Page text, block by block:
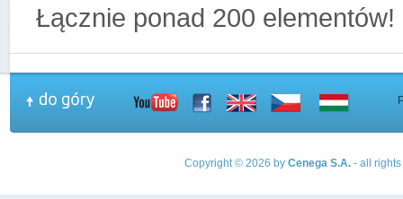
Łącznie ponad 200 elementów!
Copyright © 2026 by Cenega S.A.- all rights